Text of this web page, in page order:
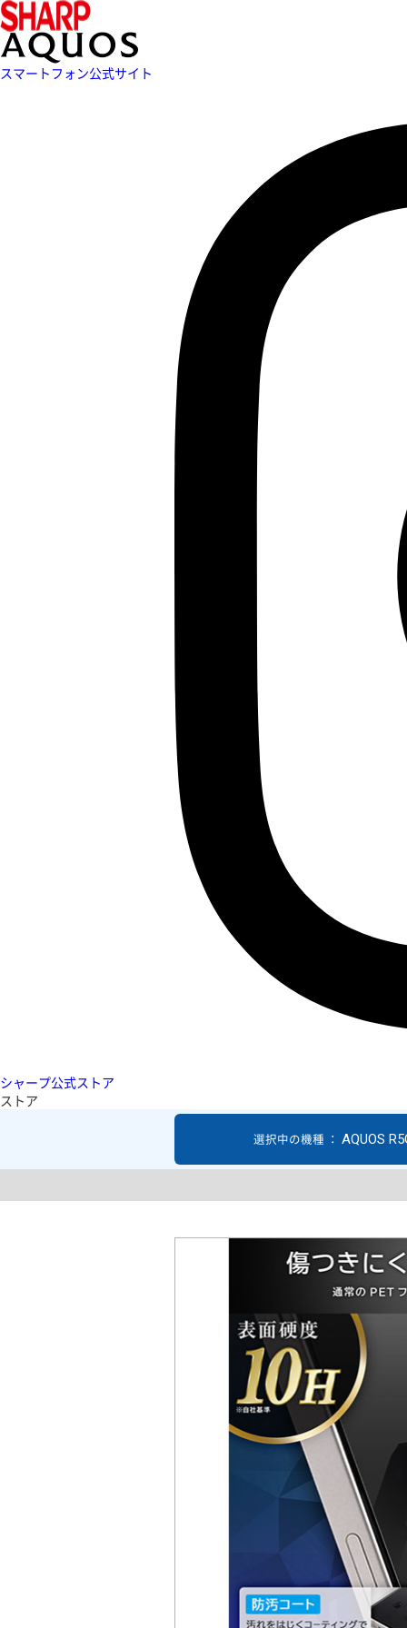
スマートフォン公式サイト
シャープ公式ストア
ストア
選択中の機種 ： AQUOS